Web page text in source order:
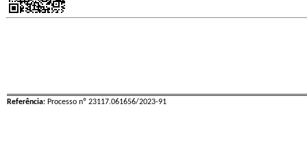
Referência: Processo nº 23117.061656/2023-91